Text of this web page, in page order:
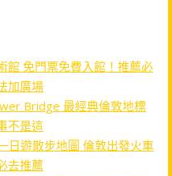
館 免門票免費入館！推薦必
加廣場
Bridge 最經典倫敦地標
不是這
日遊散步地圖 倫敦出發火車
去推薦